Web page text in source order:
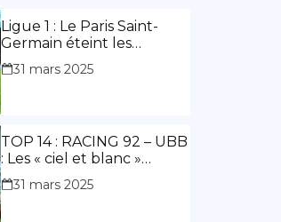
Ligue 1 : Le Paris Saint-
Germain éteint les
lumières du stade
Geoffroy Guichard. Stassin
31 mars 2025
TOP 14 : RACING 92 – UBB
: Les « ciel et blanc »
renouent avec la victoire
31 mars 2025